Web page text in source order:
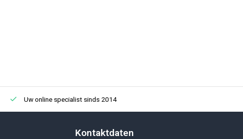
Uw online specialist sinds 2014
Kontaktdaten